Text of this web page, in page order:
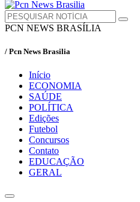
PCN NEWS BRASÍLIA
/ Pcn News Brasilia
Início
ECONOMIA
SAÚDE
POLÍTICA
Edições
Futebol
Concursos
Contato
EDUCAÇÃO
GERAL